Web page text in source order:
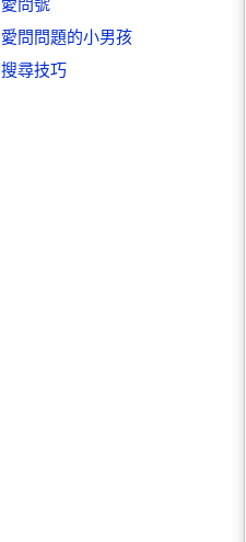
愛問號
愛問問題的小男孩
搜尋技巧